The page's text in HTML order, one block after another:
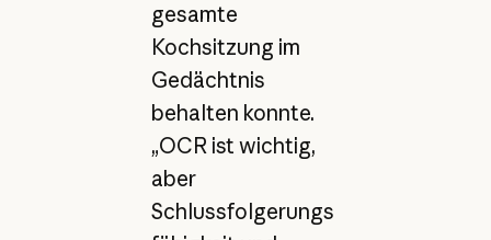
gesamte
Kochsitzung im
Gedächtnis
behalten konnte.
„OCR ist wichtig,
aber
Schlussfolgerungs